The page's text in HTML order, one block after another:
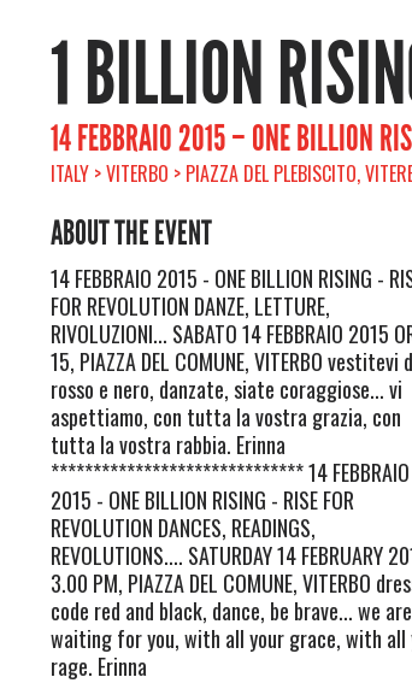
1 BILLION
14 FEBBRAIO 2015 – ONE BILLION
ITALY > VITERBO > PIAZZA DEL PLEBISCITO,
ABOUT THE EVENT
14 FEBBRAIO 2015 - ONE BILLION RISING -
FOR REVOLUTION DANZE, LETTURE,
RIVOLUZIONI... SABATO 14 FEBBRAIO 2015
15, PIAZZA DEL COMUNE, VITERBO vestitevi
rosso e nero, danzate, siate coraggiose... vi
aspettiamo, con tutta la vostra grazia, con
tutta la vostra rabbia. Erinna
****************************** 14 FEBBRAIO
2015 - ONE BILLION RISING - RISE FOR
REVOLUTION DANCES, READINGS,
REVOLUTIONS.... SATURDAY 14 FEBRUARY
3.00 PM, PIAZZA DEL COMUNE, VITERBO
code red and black, dance, be brave... we are
waiting for you, with all your grace, with all
rage. Erinna